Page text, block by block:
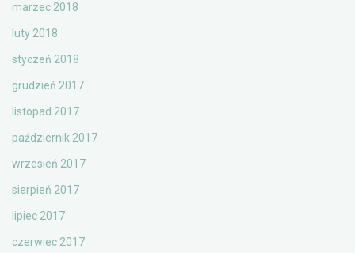
marzec 2018
luty 2018
styczeń 2018
grudzień 2017
listopad 2017
październik 2017
wrzesień 2017
sierpień 2017
lipiec 2017
czerwiec 2017